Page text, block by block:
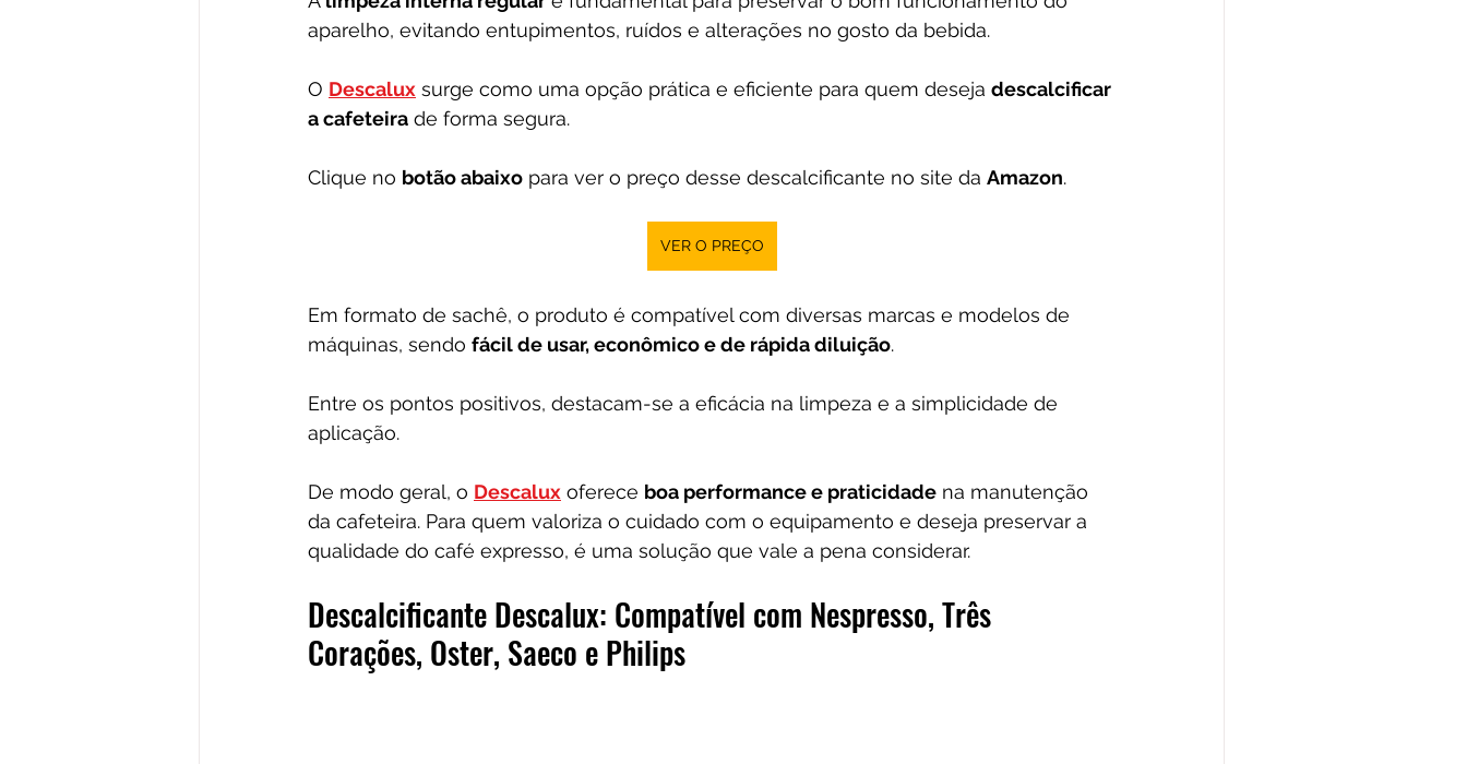
aparelho, evitando entupimentos, ruídos e alterações no gosto da bebida.
O Descalux surge como uma opção prática e eficiente para quem deseja descalcificar
a cafeteira de forma segura.
Clique no botão abaixo para ver o preço desse descalcificante no site da Amazon.
VER O PREÇO
Em formato de sachê, o produto é compatível com diversas marcas e modelos de
máquinas, sendo fácil de usar, econômico e de rápida diluição.
Entre os pontos positivos, destacam-se a eficácia na limpeza e a simplicidade de
aplicação.
De modo geral, o Descalux oferece boa performance e praticidade na manutenção
da cafeteira. Para quem valoriza o cuidado com o equipamento e deseja preservar a
qualidade do café expresso, é uma solução que vale a pena considerar.
Descalcificante Descalux: Compatível com Nespresso, Três
Corações, Oster, Saeco e Philips